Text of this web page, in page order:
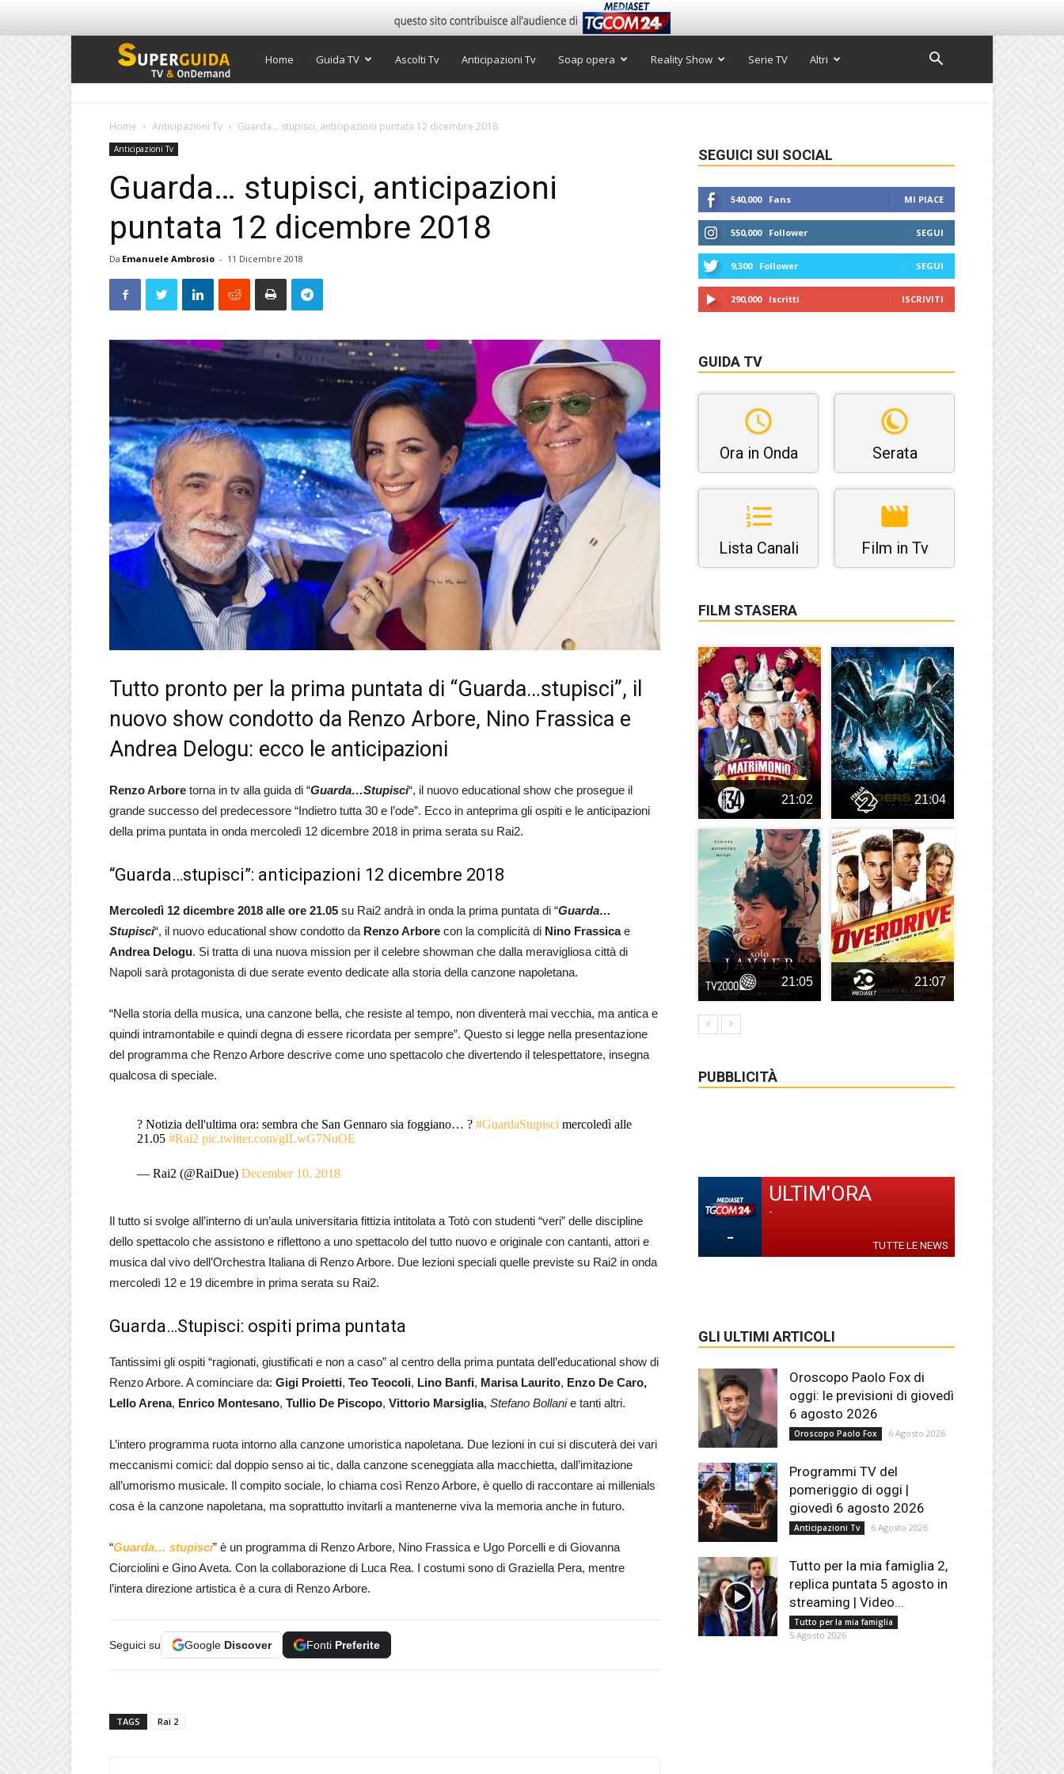
Super
Home Guida TV Ascolti Tv Anticipazioni Tv Soap opera Reality Show Serie TV Altri
Home Anticipazioni Tv Guarda… stupisci, anticipazioni puntata 12 dicembre 2018
Anticipazioni Tv
Guarda… stupisci, anticipazioni
puntata 12 dicembre 2018
Da Emanuele Ambrosio - 11 Dicembre 2018
Tutto pronto per la prima puntata di “Guarda…stupisci”, il
nuovo show condotto da Renzo Arbore, Nino Frassica e
Andrea Delogu: ecco le anticipazioni
Renzo Arbore torna in tv alla guida di “Guarda…Stupisci“, il nuovo educational show che prosegue il
grande successo del predecessore “Indietro tutta 30 e l’ode”. Ecco in anteprima gli ospiti e le anticipazioni
della prima puntata in onda mercoledì 12 dicembre 2018 in prima serata su Rai2.
“Guarda…stupisci”: anticipazioni 12 dicembre 2018
Mercoledì 12 dicembre 2018 alle ore 21.05 su Rai2 andrà in onda la prima puntata di “Guarda…
Stupisci“, il nuovo educational show condotto da Renzo Arbore con la complicità di Nino Frassicae
Andrea Delogu. Si tratta di una nuova mission per il celebre showman che dalla meravigliosa città di
Napoli sarà protagonista di due serate evento dedicate alla storia della canzone napoletana.
“Nella storia della musica, una canzone bella, che resiste al tempo, non diventerà mai vecchia, ma antica e
quindi intramontabile e quindi degna di essere ricordata per sempre”. Questo si legge nella presentazione
del programma che Renzo Arbore descrive come uno spettacolo che divertendo il telespettatore, insegna
qualcosa di speciale.
? Notizia dell'ultima ora: sembra che San Gennaro sia foggiano… ? #GuardaStupisci mercoledì alle
21.05 #Rai2 pic.twitter.com/gILwG7NuOE
— Rai2 (@RaiDue) December 10, 2018
Il tutto si svolge all’interno di un’aula universitaria fittizia intitolata a Totò con studenti “veri” delle discipline
dello spettacolo che assistono e riflettono a uno spettacolo del tutto nuovo e originale con cantanti, attori e
musica dal vivo dell’Orchestra Italiana di Renzo Arbore. Due lezioni speciali quelle previste su Rai2 in onda
mercoledì 12 e 19 dicembre in prima serata su Rai2.
Guarda…Stupisci: ospiti prima puntata
Tantissimi gli ospiti “ragionati, giustificati e non a caso” al centro della prima puntata dell’educational show di
Renzo Arbore. A cominciare da: Gigi Proietti, Teo Teocoli, Lino Banfi, Marisa Laurito, Enzo De Caro,
Lello Arena, Enrico Montesano, Tullio De Piscopo, Vittorio Marsiglia, Stefano Bollanie tanti altri.
L’intero programma ruota intorno alla canzone umoristica napoletana. Due lezioni in cui si discuterà dei vari
meccanismi comici: dal doppio senso ai tic, dalla canzone sceneggiata alla macchietta, dall’imitazione
all’umorismo musicale. Il compito sociale, lo chiama così Renzo Arbore, è quello di raccontare ai millenials
cosa è la canzone napoletana, ma soprattutto invitarli a mantenerne viva la memoria anche in futuro.
“Guarda… stupisci” è un programma di Renzo Arbore, Nino Frassica e Ugo Porcelli e di Giovanna
Ciorciolini e Gino Aveta. Con la collaborazione di Luca Rea. I costumi sono di Graziella Pera, mentre
l’intera direzione artistica è a cura di Renzo Arbore.
Seguici su Google Discover Fonti Preferite
TAGS Rai 2
SEGUICI SUI SOCIAL
540,000 Fans MI PIACE
550,000 Follower SEGUI
9,300 Follower SEGUI
290,000 Iscritti ISCRIVITI
GUIDA TV
Ora in Onda Serata
Lista Canali Film in Tv
FILM STASERA
21:02 21:04
21:05 21:07
PUBBLICITÀ
-
ULTIM'ORA
-
TUTTE LE NEWS
GLI ULTIMI ARTICOLI
Oroscopo Paolo Fox di
oggi: le previsioni di giovedì
6 agosto 2026
Oroscopo Paolo Fox 6 Agosto 2026
Programmi TV del
pomeriggio di oggi |
giovedì 6 agosto 2026
Anticipazioni Tv 6 Agosto 2026
Tutto per la mia famiglia 2,
replica puntata 5 agosto in
streaming | Video...
Tutto per la mia famiglia
5 Agosto 2026